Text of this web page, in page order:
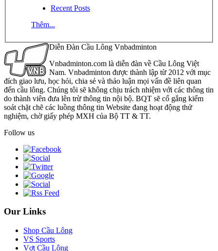
Recent Posts
Thêm...
Diễn Đàn Cầu Lông Vnbadminton
Vnbadminton.com là diễn đàn về Cầu Lông Việt
Nam. Vnbadminton được thành lập từ 2012 với mục
đích giao lưu, học hỏi, chia sẻ và thảo luận mọi vấn đề liên quan
đến cầu lông. Chúng tôi sẽ không chịu trách nhiệm với các thông tin
do thành viên đưa lên trừ thông tin nội bộ. BQT sẽ cố gắng kiểm
soát chặt chẽ các luồng thông tin Website đang hoạt động thử
nghiệm, chờ giấy phép MXH của Bộ TT & TT.
Follow us
Our Links
Shop Cầu Lông
VS Sports
Vợt Cầu Lông